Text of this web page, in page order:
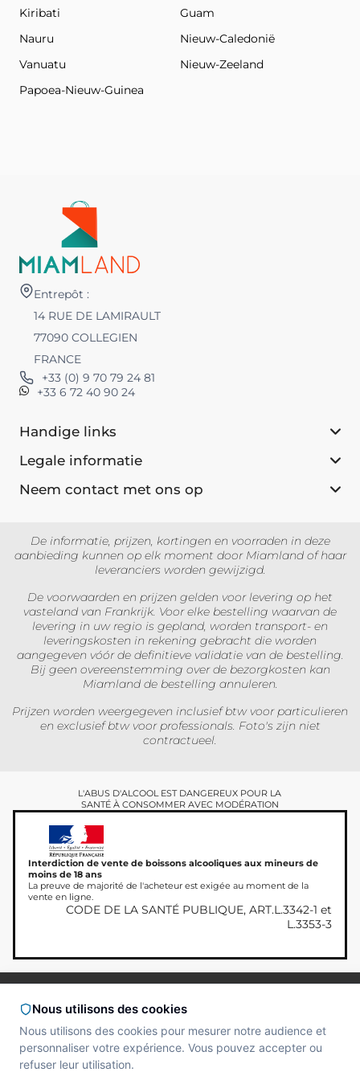
Kiribati
Guam
Nauru
Nieuw-Caledonië
Vanuatu
Nieuw-Zeeland
Papoea-Nieuw-Guinea
Entrepôt :
14 RUE DE LAMIRAULT
77090 COLLEGIEN
FRANCE
+33 (0) 9 70 79 24 81
+33 6 72 40 90 24
Handige links
Legale informatie
Neem contact met ons op
De informatie, prijzen, kortingen en voorraden in deze
aanbieding kunnen op elk moment door Miamland of haar
leveranciers worden gewijzigd.
De voorwaarden en prijzen gelden voor levering op het
vasteland van Frankrijk. Voor elke bestelling waarvan de
levering in uw regio is gepland, worden transport- en
leveringskosten in rekening gebracht die worden
aangegeven vóór de definitieve validatie van de bestelling.
Bij geen overeenstemming over de bezorgkosten kan
Miamland de bestelling annuleren.
Prijzen worden weergegeven inclusief btw voor particulieren
en exclusief btw voor professionals. Foto's zijn niet
contractueel.
L'ABUS D'ALCOOL EST DANGEREUX POUR LA
SANTÉ À CONSOMMER AVEC MODÉRATION
Interdiction de vente de boissons alcooliques aux mineurs de
moins de 18 ans
La preuve de majorité de l'acheteur est exigée au moment de la
vente en ligne.
CODE DE LA SANTÉ PUBLIQUE, ART.L.3342-1 et
L.3353-3
Copyright © 2026
Miamland, Alle rechten
voorbehouden.
Site réalisé parMAADAM
Nous utilisons des cookies
Nous utilisons des cookies pour mesurer notre audience et
personnaliser votre expérience. Vous pouvez accepter ou
refuser leur utilisation.